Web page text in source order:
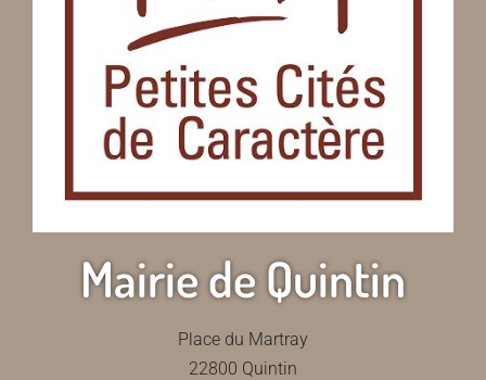
Mairie de Quintin
Place du Martray
22800 Quintin